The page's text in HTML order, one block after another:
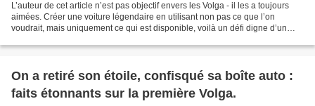
L’auteur de cet article n’est pas objectif envers les Volga - il les a toujours
aimées. Créer une voiture légendaire en utilisant non pas ce que l’on
voudrait, mais uniquement ce qui est disponible, voilà un défi digne d’un
On a retiré son étoile, confisqué sa boîte auto :
faits étonnants sur la première Volga.